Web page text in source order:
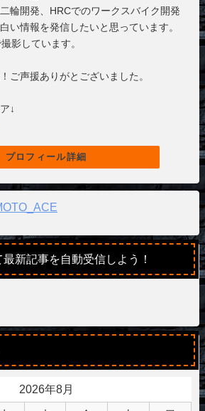
輪開発、HRCでのワークスバイク開発
い情報を発信したいと思っています。
影しています。
ご声援ありがとございました。
↓
プロフィール詳細
新記事を自動受信しよう！
2026年8月